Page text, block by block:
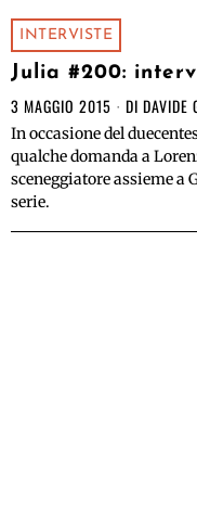
INTERVISTE
Julia #200:
3 MAGGIO 2015 DI DAVIDE
In occasione del
qualche domanda a
sceneggiatore assieme a
serie.